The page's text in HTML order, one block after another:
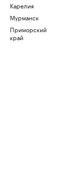
Карелия
Мурманск
Приморский
край